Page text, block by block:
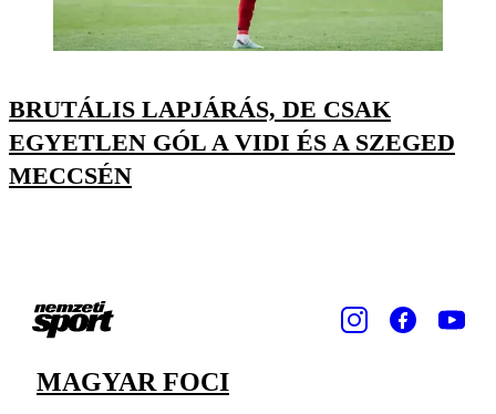
BRUTÁLIS LAPJÁRÁS, DE CSAK
EGYETLEN GÓL A VIDI ÉS A SZEGED
MECCSÉN
MAGYAR FOCI